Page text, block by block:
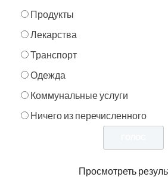
Продукты
Лекарства
Транспорт
Одежда
Коммунальные услуги
Ничего из перечисленного
Просмотреть